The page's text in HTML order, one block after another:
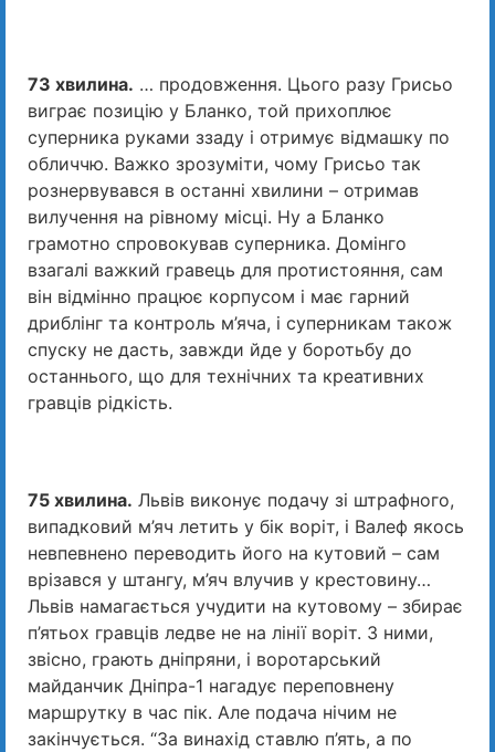
73 хвилина. … продовження. Цього разу Грисьо
виграє позицію у Бланко, той прихоплює
суперника руками ззаду і отримує відмашку по
обличчю. Важко зрозуміти, чому Грисьо так
рознервувався в останні хвилини – отримав
вилучення на рівному місці. Ну а Бланко
грамотно спровокував суперника. Домінго
взагалі важкий гравець для протистояння, сам
він відмінно працює корпусом і має гарний
дриблінг та контроль м’яча, і суперникам також
спуску не дасть, завжди йде у боротьбу до
останнього, що для технічних та креативних
гравців рідкість.
75 хвилина. Львів виконує подачу зі штрафного,
випадковий м’яч летить у бік воріт, і Валеф якось
невпевнено переводить його на кутовий – сам
врізався у штангу, м’яч влучив у крестовину…
Львів намагається учудити на кутовому – збирає
п’ятьох гравців ледве не на лінії воріт. З ними,
звісно, грають дніпряни, і воротарський
майданчик Дніпра-1 нагадує переповнену
маршрутку в час пік. Але подача нічим не
закінчується. “За винахід ставлю п’ять, а по